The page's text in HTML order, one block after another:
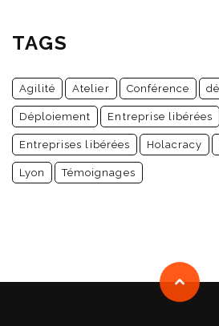
TAGS
Agilité Atelier Conférence
Déploiement Entreprise libérées
Entreprises libérées Holacracy
Lyon Témoignages